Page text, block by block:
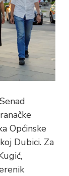
Općinske
Dubici. Za